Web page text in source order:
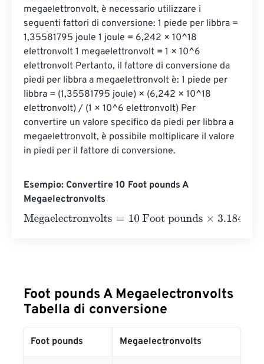
megaelettronvolt, è necessario utilizzare i
seguenti fattori di conversione: 1 piede per libbra =
1,35581795 joule 1 joule = 6,242 × 10^18
elettronvolt 1 megaelettronvolt = 1 × 10^6
elettronvolt Pertanto, il fattore di conversione da
piedi per libbra a megaelettronvolt è: 1 piede per
libbra = (1,35581795 joule) × (6,242 × 10^18
elettronvolt) / (1 × 10^6 elettronvolt) Per
convertire un valore specifico da piedi per libbra a
megaelettronvolt, è possibile moltiplicare il valore
in piedi per il fattore di conversione.
Esempio: Convertire 10 Foot pounds A
Megaelectronvolts
Megaelectronvolts=10 Foot pounds×
Foot pounds A Megaelectronvolts
Tabella di conversione
Foot pounds Megaelectronvolts